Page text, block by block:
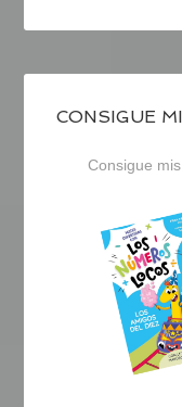
CONSIGUE
Consigue